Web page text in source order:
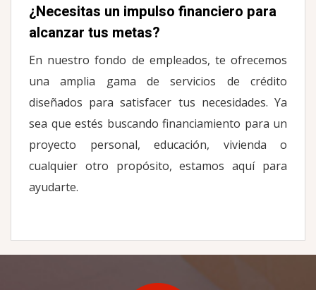
¿Necesitas un impulso financiero para
alcanzar tus metas?
En nuestro fondo de empleados, te ofrecemos
una amplia gama de servicios de crédito
diseñados para satisfacer tus necesidades. Ya
sea que estés buscando financiamiento para un
proyecto personal, educación, vivienda o
cualquier otro propósito, estamos aquí para
ayudarte.